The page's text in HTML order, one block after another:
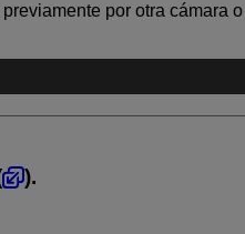
por otra cámara o
).